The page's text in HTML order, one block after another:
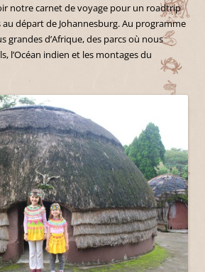
notre carnet de voyage pour un roadtrip
départ de Johannesburg. Au programme
grandes d’Afrique, des parcs où nous
l’Océan indien et les montages du